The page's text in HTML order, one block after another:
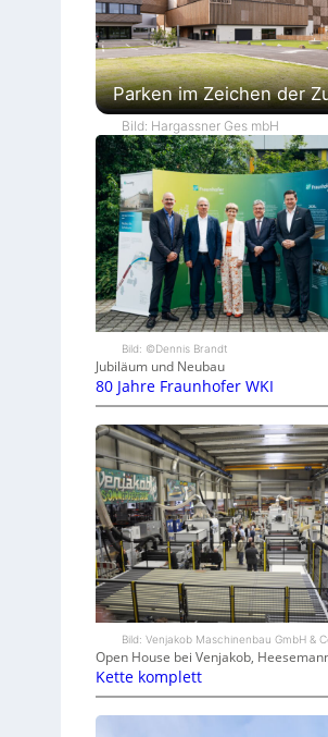
Parken im Zeichen der
Bild: Hargassner Ges mbH
Bild: ©Dennis Brandt
Jubiläum und Neubau
80 Jahre Fraunhofer WKI
Bild: Venjakob Maschinenbau GmbH &
Open House bei Venjakob,
Kette komplett